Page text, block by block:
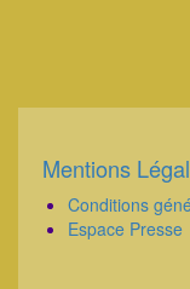
Corps
Mentions
Conditions
Espace Presse